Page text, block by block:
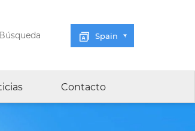
Spain
Búsqueda
Contacto